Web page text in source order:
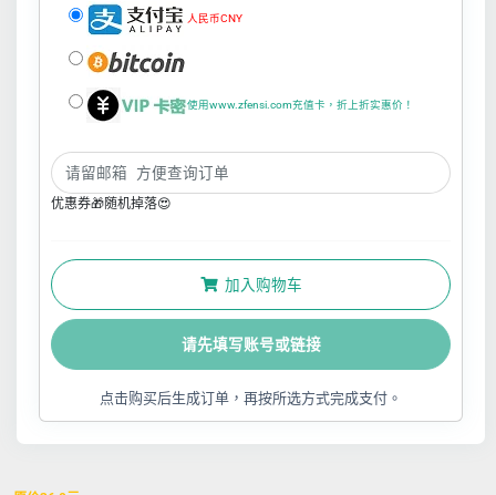
人民币CNY
使用www.zfensi.com充值卡，折上折实惠价！
优惠券🎁随机掉落😍
加入购物车
请先填写账号或链接
点击购买后生成订单，再按所选方式完成支付。